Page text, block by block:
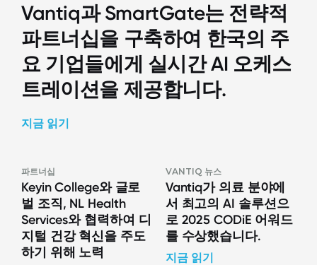
Vantiq과 SmartGate는 전략적
파트너십을 구축하여 한국의 주
요 기업들에게 실시간 AI 오케스
트레이션을 제공합니다.
지금 읽기
파트너십
Keyin College와 글로
벌 조직, NL Health
Services와 협력하여 디
지털 건강 혁신을 주도
하기 위해 노력
VANTIQ 뉴스
Vantiq가 의료 분야에
서 최고의 AI 솔루션으
로 2025 CODiE 어워드
를 수상했습니다.
지금 읽기